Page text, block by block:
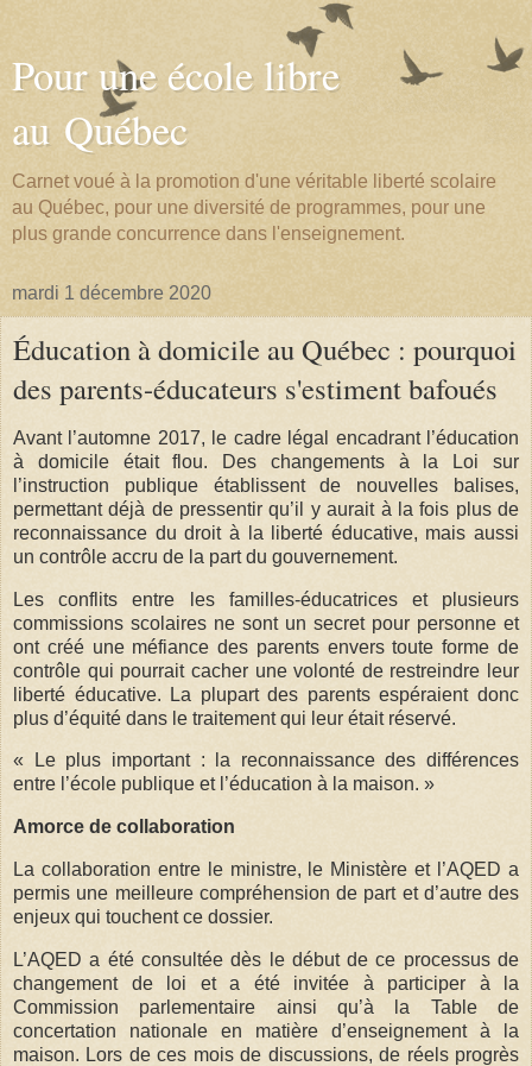
Pour une école libre
au Québec
Carnet voué à la promotion d'une véritable liberté scolaire
au Québec, pour une diversité de programmes, pour une
plus grande concurrence dans l'enseignement.
mardi 1 décembre 2020
Éducation à domicile au Québec : pourquoi
des parents-éducateurs s'estiment bafoués
Avant l’automne 2017, le cadre légal encadrant l’éducation
à domicile était flou. Des changements à la Loi sur
l’instruction publique établissent de nouvelles balises,
permettant déjà de pressentir qu’il y aurait à la fois plus de
reconnaissance du droit à la liberté éducative, mais aussi
un contrôle accru de la part du gouvernement.
Les conflits entre les familles-éducatrices et plusieurs
commissions scolaires ne sont un secret pour personne et
ont créé une méfiance des parents envers toute forme de
contrôle qui pourrait cacher une volonté de restreindre leur
liberté éducative. La plupart des parents espéraient donc
plus d’équité dans le traitement qui leur était réservé.
« Le plus important : la reconnaissance des différences
entre l’école publique et l’éducation à la maison. »
Amorce de collaboration
La collaboration entre le ministre, le Ministère et l’AQED a
permis une meilleure compréhension de part et d’autre des
enjeux qui touchent ce dossier.
L’AQED a été consultée dès le début de ce processus de
changement de loi et a été invitée à participer à la
Commission parlementaire ainsi qu’à la Table de
concertation nationale en matière d’enseignement à la
maison. Lors de ces mois de discussions, de réels progrès